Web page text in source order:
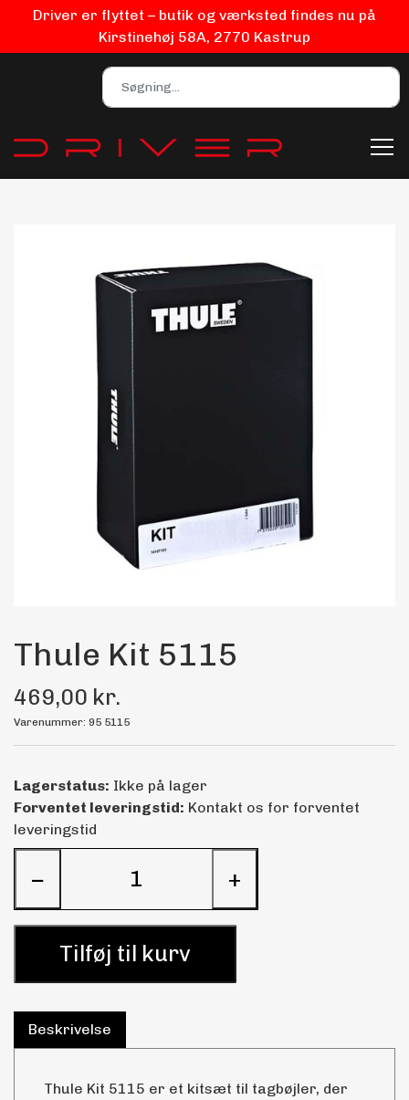
Driver er flyttet – butik og værksted findes nu på
Kirstinehøj 58A, 2770 Kastrup
Biludstyr
Transport Udstyr
Kemi
Thule Kit 5115
469,00 kr.
Varenummer: 95 5115
Lagerstatus: Ikke på lager
Forventet leveringstid: Kontakt os for forventet
leveringstid
− +
Tilføj til kurv
Beskrivelse
Thule Kit 5115 er et kitsæt til tagbøjler, der